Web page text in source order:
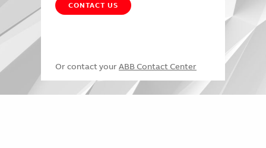
CONTACT US
Or contact your ABB Contact Center